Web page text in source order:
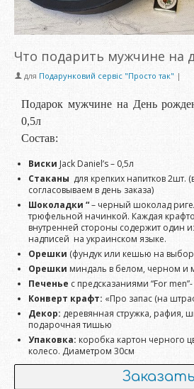
Что подарить мужчине на
для Подарунковий сервіс "Просто так" |
Подарок мужчине на День
0,5л
Состав:
Виски Jack Daniel’s – 0,5л
Стаканы для крепких напитков 2шт.
согласовываем в день заказа)
Шоколадки “– черный шоколад
трюфельной начинкой. Каждая
внутренней стороны содержит один
надписей на украинском языке.
Орешки (фундук или кешью на
Орешки миндаль в белом, черном и
Печенье с предсказаниями “For
Конверт крафт: «Про запас (на
Декор: деревянная стружка, рафия,
подарочная тишью
Упаковка: коробка картон черного
колесо. Диаметром 30см
Заказать